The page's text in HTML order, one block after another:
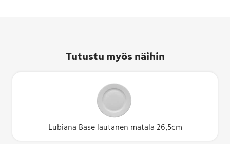
Tutustu myös näihin
Lubiana Base lautanen matala 26,5cm